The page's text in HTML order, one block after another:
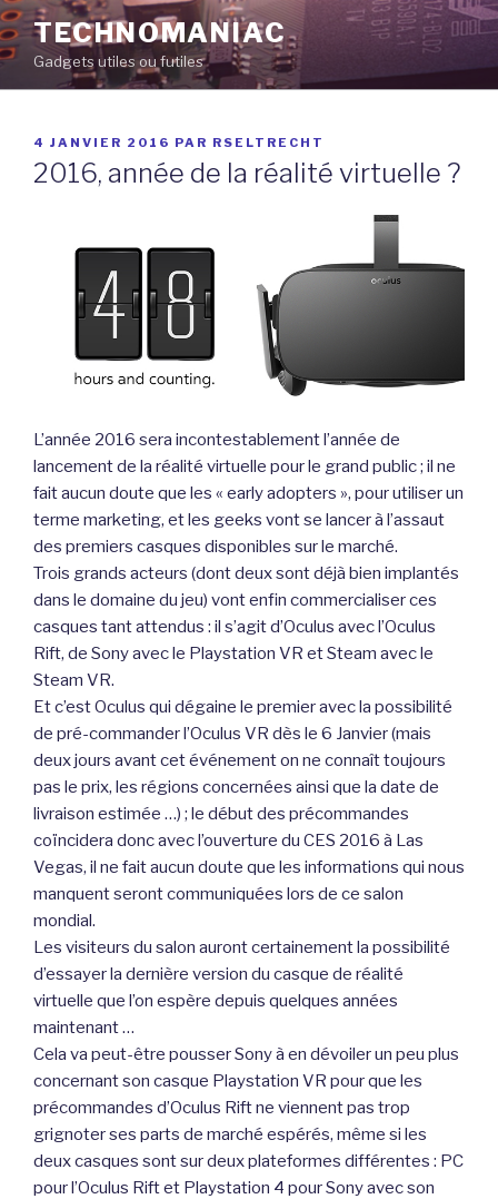
Aller
au
contenu
principal
TECHNOMANIAC
Gadgets utiles ou futiles
PUBLIÉ
LE
4 JANVIER 2016 PAR RSELTRECHT
2016, année de la réalité virtuelle ?
L’année 2016 sera incontestablement l’année de
lancement de la réalité virtuelle pour le grand public ; il ne
fait aucun doute que les « early adopters », pour utiliser un
terme marketing, et les geeks vont se lancer à l’assaut
des premiers casques disponibles sur le marché.
Trois grands acteurs (dont deux sont déjà bien implantés
dans le domaine du jeu) vont enfin commercialiser ces
casques tant attendus : il s’agit d’Oculus avec l’Oculus
Rift, de Sony avec le Playstation VR et Steam avec le
Steam VR.
Et c’est Oculus qui dégaine le premier avec la possibilité
de pré-commander l’Oculus VR dès le 6 Janvier (mais
deux jours avant cet événement on ne connaît toujours
pas le prix, les régions concernées ainsi que la date de
livraison estimée …) ; le début des précommandes
coïncidera donc avec l’ouverture du CES 2016 à Las
Vegas, il ne fait aucun doute que les informations qui nous
manquent seront communiquées lors de ce salon
mondial.
Les visiteurs du salon auront certainement la possibilité
d’essayer la dernière version du casque de réalité
virtuelle que l’on espère depuis quelques années
maintenant …
Cela va peut-être pousser Sony à en dévoiler un peu plus
concernant son casque Playstation VR pour que les
précommandes d’Oculus Rift ne viennent pas trop
grignoter ses parts de marché espérés, même si les
deux casques sont sur deux plateformes différentes : PC
pour l’Oculus Rift et Playstation 4 pour Sony avec son